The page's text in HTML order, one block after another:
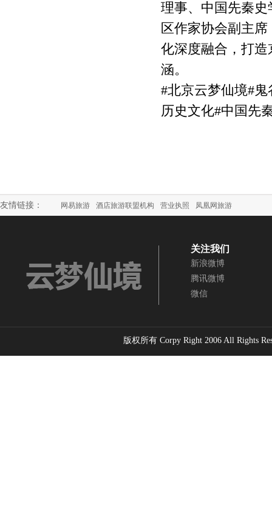
理事、中国先秦
区作家协会副主
化深度融合，打
涵。
#北京云梦仙境#鬼
历史文化#中国先
友情链接： 网易旅游 酒店旅游联盟机构 营业执照 凤凰网旅游
关注我们
新浪微博
腾讯微博
微信
版权所有 Corpy Right 2006 All Rights